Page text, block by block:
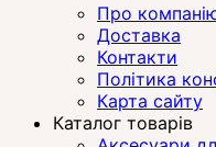
Про
Доставка
Контакти
Політика
Карта сайту
Каталог товарів